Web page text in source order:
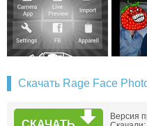
Скачать Rage Face
Версия